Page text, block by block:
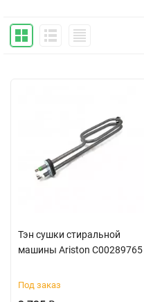
Тэн сушки стиральной
машины Ariston C00289765
Под заказ